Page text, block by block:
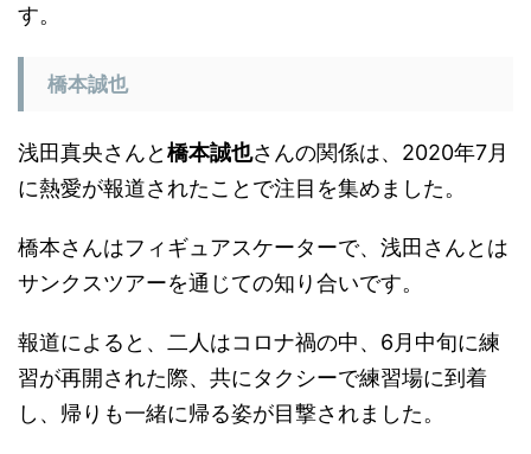
す。
橋本誠也
浅田真央さんと橋本誠也さんの関係は、2020年7月
に熱愛が報道されたことで注目を集めました。
橋本さんはフィギュアスケーターで、浅田さんとは
サンクスツアーを通じての知り合いです。
報道によると、二人はコロナ禍の中、6月中旬に練
習が再開された際、共にタクシーで練習場に到着
し、帰りも一緒に帰る姿が目撃されました。